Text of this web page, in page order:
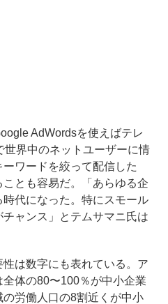
AdWordsを使えばテレ
世界中のネットユーザーに情
ワードを絞って配信した
とも容易だ。「あらゆる企
代になった。特にスモール
ャンス」とテムサマニ氏は
は数字にも表れている。ア
体の80〜100％が中小企業
労働人口の8割近くが中小